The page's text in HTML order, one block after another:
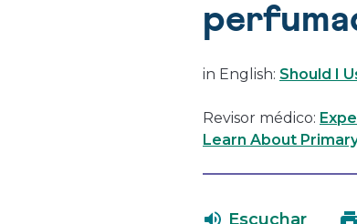
in English: Should I
Revisor médico:
Learn About
Escuchar